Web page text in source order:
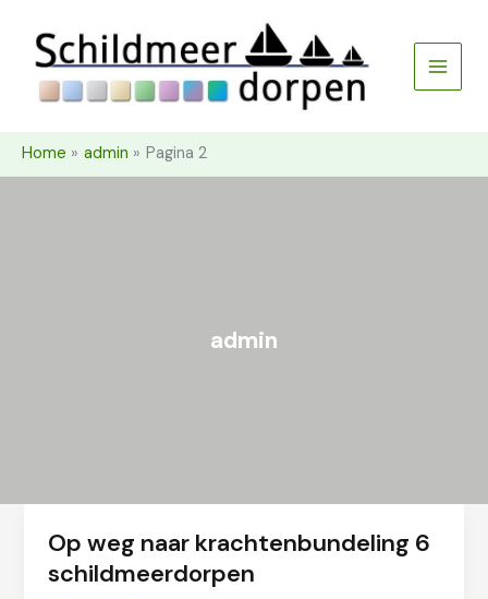
inhoud
Home admin Pagina 2
admin
Op weg naar krachtenbundeling 6
schildmeerdorpen